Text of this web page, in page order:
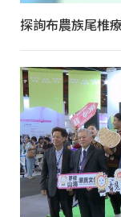
探詢布農族尾椎